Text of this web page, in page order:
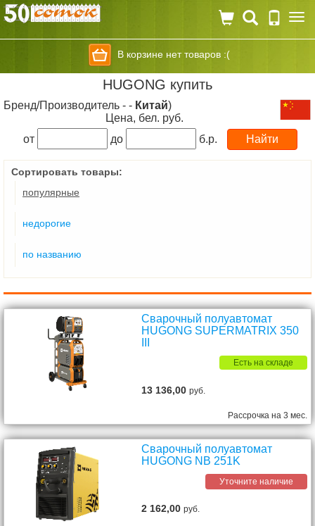
В корзине нет товаров :(
HUGONG купить
Бренд/Производитель - - Китай)
Цена, бел. руб.
от
до б.р.
Сортировать товары:
популярные
недорогие
по названию
Сварочный полуавтомат
HUGONG SUPERMATRIX 350
Есть на складе
13 136,00руб.
Рассрочка на 3 мес.
Сварочный полуавтомат
HUGONG NB 251K
Уточните наличие
2 162,00руб.